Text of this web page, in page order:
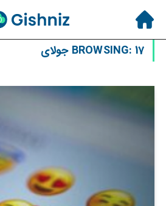
BROWSING: 17 جولای